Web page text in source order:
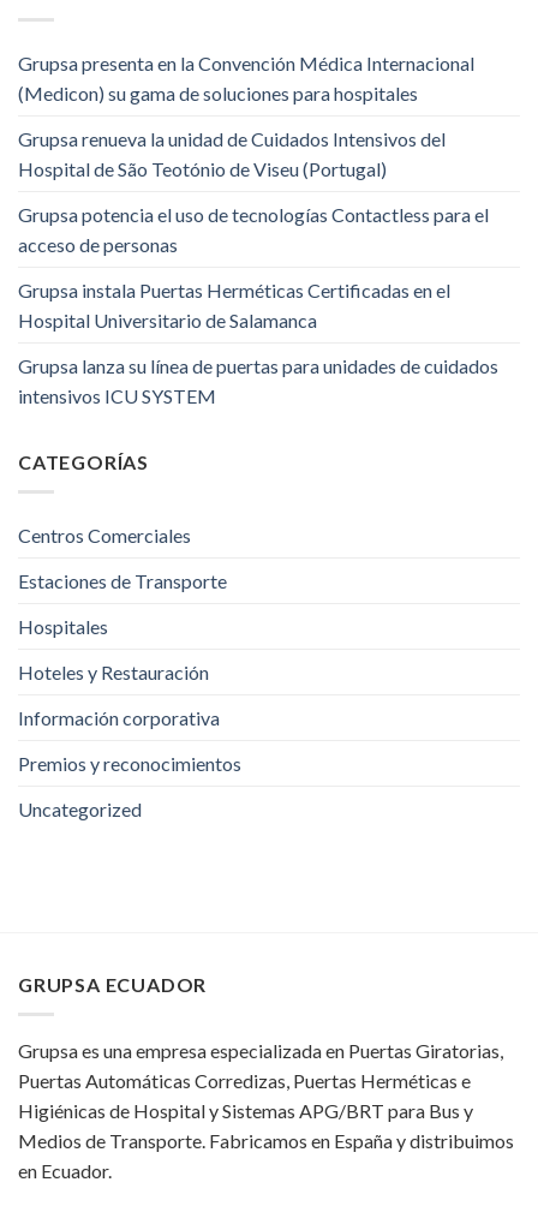
Grupsa presenta en la Convención Médica Internacional
(Medicon) su gama de soluciones para hospitales
Grupsa renueva la unidad de Cuidados Intensivos del
Hospital de São Teotónio de Viseu (Portugal)
Grupsa potencia el uso de tecnologías Contactless para el
acceso de personas
Grupsa instala Puertas Herméticas Certificadas en el
Hospital Universitario de Salamanca
Grupsa lanza su línea de puertas para unidades de cuidados
intensivos ICU SYSTEM
CATEGORÍAS
Centros Comerciales
Estaciones de Transporte
Hospitales
Hoteles y Restauración
Información corporativa
Premios y reconocimientos
Uncategorized
GRUPSA ECUADOR
Grupsa es una empresa especializada en Puertas Giratorias,
Puertas Automáticas Corredizas, Puertas Herméticas e
Higiénicas de Hospital y Sistemas APG/BRT para Bus y
Medios de Transporte. Fabricamos en España y distribuimos
en Ecuador.